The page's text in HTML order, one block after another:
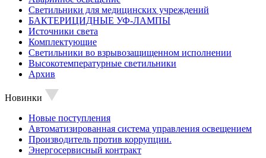
Светильники для медицинских учреждений
БАКТЕРИЦИДНЫЕ УФ-ЛАМПЫ
Источники света
Комплектующие
Светильники во взрывозащищенном исполнении
Высокотемпературные светильники
Архив
Новинки
Новые поступления
Автоматизированная система управления освещением
Производитель против коррупции.
Энергосервисный контракт